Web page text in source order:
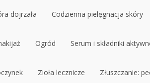
dojrzała Codzienna pielęgnacja skóry
Ogród Serum i składniki
Zioła lecznicze Złuszczanie: